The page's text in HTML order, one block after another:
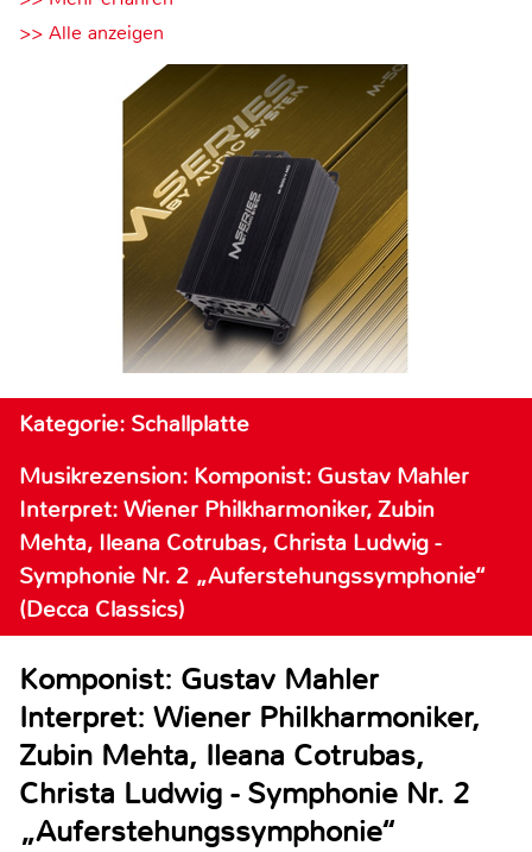
>> Alle anzeigen
Kategorie: Schallplatte
Musikrezension: Komponist: Gustav Mahler
Interpret: Wiener Philkharmoniker, Zubin
Mehta, Ileana Cotrubas, Christa Ludwig -
Symphonie Nr. 2 „Auferstehungssymphonie“
(Decca Classics)
Komponist: Gustav Mahler
Interpret: Wiener Philkharmoniker,
Zubin Mehta, Ileana Cotrubas,
Christa Ludwig - Symphonie Nr. 2
„Auferstehungssymphonie“